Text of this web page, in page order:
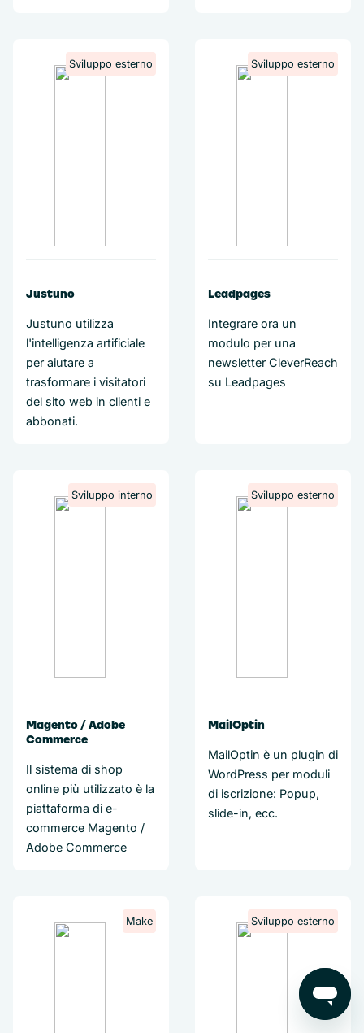
Sviluppo esterno
Justuno
Justuno utilizza
l'intelligenza artificiale
per aiutare a
trasformare i visitatori
del sito web in clienti e
abbonati.
Sviluppo esterno
Leadpages
Integrare ora un
modulo per una
newsletter CleverReach
su Leadpages
Sviluppo interno
Magento / Adobe
Commerce
Il sistema di shop
online più utilizzato è la
piattaforma di e-
commerce Magento /
Adobe Commerce
Sviluppo esterno
MailOptin
MailOptin è un plugin di
WordPress per moduli
di iscrizione: Popup,
slide-in, ecc.
Make Sviluppo esterno